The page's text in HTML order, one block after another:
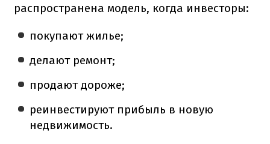
распространена модель, когда инвесторы:
покупают жилье;
делают ремонт;
продают дороже;
реинвестируют прибыль в новую
недвижимость.